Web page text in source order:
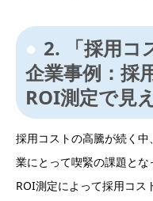
2. 「採用コ
企業事例：採
ROI測定で見
採用コストの高騰が続く
業にとって喫緊の課題と
ROI測定によって採用コス